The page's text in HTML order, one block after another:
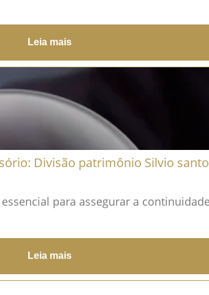
Leia mais
Divisão patrimônio Silvio
para assegurar a
Leia mais